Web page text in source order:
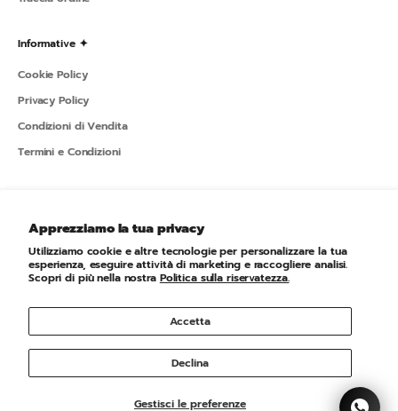
Apprezziamo la tua privacy
Utilizziamo cookie e altre tecnologie per personalizzare la tua
esperienza, eseguire attività di marketing e raccogliere analisi.
Scopri di più nella nostra Politica sulla riservatezza.
Gestisci le preferenze
Accetta
Declina
Informative ✦
Cookie Policy
Privacy Policy
Condizioni di Vendita
Termini e Condizioni
L'azienda
Newsletter